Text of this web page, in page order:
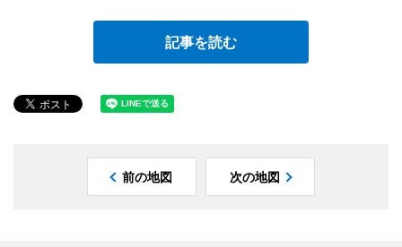
記事を読む
前の地図 次の地図